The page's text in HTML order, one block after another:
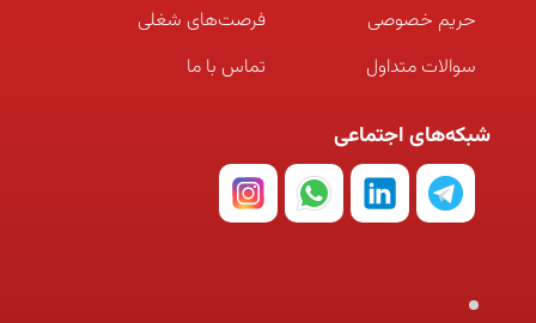
حریم خصوصی
سوالات متداول
فرصت‌های شغلی
تماس با ما
شبکه‌های اجتماعی